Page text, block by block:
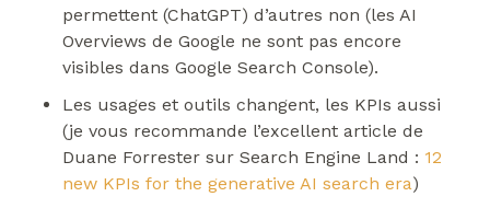
permettent (ChatGPT) d’autres non (les AI
Overviews de Google ne sont pas encore
visibles dans Google Search Console).
Les usages et outils changent, les KPIs aussi
(je vous recommande l’excellent article de
Duane Forrester sur Search Engine Land : 12
new KPIs for the generative AI search era)